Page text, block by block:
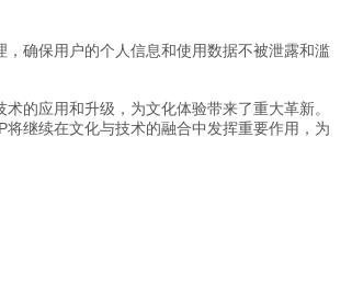
确保用户的个人信息和使用数据不被泄露和滥
的应用和升级，为文化体验带来了重大革新。
继续在文化与技术的融合中发挥重要作用，为